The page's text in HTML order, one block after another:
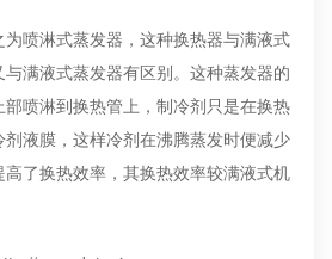
喷淋式蒸发器，这种换热器与满液式
满液式蒸发器有区别。这种蒸发器的
喷淋到换热管上，制冷剂只是在换热
液膜，这样冷剂在沸腾蒸发时便减少
了换热效率，其换热效率较满液式机